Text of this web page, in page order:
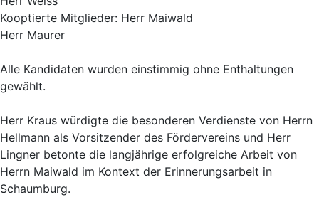
Kooptierte Mitglieder: Herr Maiwald
Herr Maurer
Alle Kandidaten wurden einstimmig ohne Enthaltungen
gewählt.
Herr Kraus würdigte die besonderen Verdienste von Herrn
Hellmann als Vorsitzender des Fördervereins und Herr
Lingner betonte die langjährige erfolgreiche Arbeit von
Herrn Maiwald im Kontext der Erinnerungsarbeit in
Schaumburg.